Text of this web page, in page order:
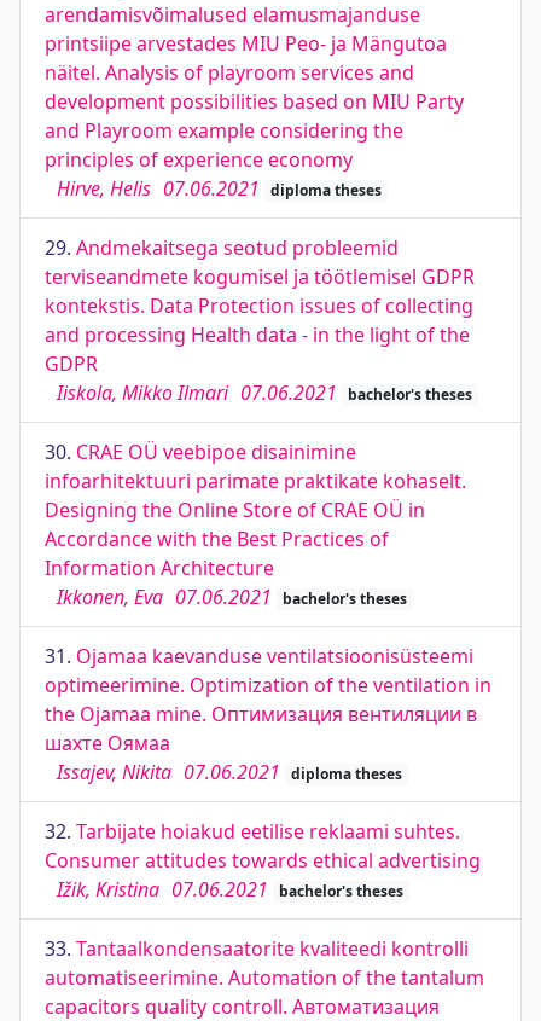
arendamisvõimalused elamusmajanduse
printsiipe arvestades MIU Peo- ja Mängutoa
näitel. Analysis of playroom services and
development possibilities based on MIU Party
and Playroom example considering the
principles of experience economy
Hirve, Helis 07.06.2021 diploma theses
29. Andmekaitsega seotud probleemid
terviseandmete kogumisel ja töötlemisel GDPR
kontekstis. Data Protection issues of collecting
and processing Health data - in the light of the
GDPR
Iiskola, Mikko Ilmari 07.06.2021 bachelor's theses
30. CRAE OÜ veebipoe disainimine
infoarhitektuuri parimate praktikate kohaselt.
Designing the Online Store of CRAE OÜ in
Accordance with the Best Practices of
Information Architecture
Ikkonen, Eva 07.06.2021 bachelor's theses
31. Ojamaa kaevanduse ventilatsioonisüsteemi
optimeerimine. Optimization of the ventilation in
the Ojamaa mine. Оптимизация вентиляции в
шахте Оямаа
Issajev, Nikita 07.06.2021 diploma theses
32. Tarbijate hoiakud eetilise reklaami suhtes.
Consumer attitudes towards ethical advertising
Ižik, Kristina 07.06.2021 bachelor's theses
33. Tantaalkondensaatorite kvaliteedi kontrolli
automatiseerimine. Automation of the tantalum
capacitors quality controll. Автоматизация